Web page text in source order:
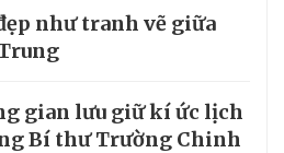
như tranh vẽ giữa
gian lưu giữ kí ức lịch
Bí thư Trường Chinh